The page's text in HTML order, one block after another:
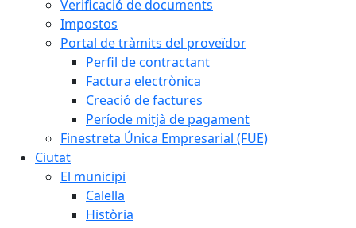
Verificació de documents
Impostos
Portal de tràmits del proveïdor
Perfil de contractant
Factura electrònica
Creació de factures
Període mitjà de pagament
Finestreta Única Empresarial (FUE)
Ciutat
El municipi
Calella
Història